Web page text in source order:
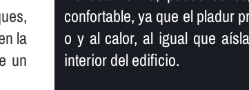
la
un
confortable, ya que el pladur
o y al calor, al igual que
interior del edificio.